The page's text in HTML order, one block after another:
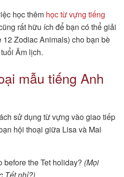
học thêm học từ vựng tiếng
rất hữu ích để bạn có thể giải
Zodiac Animals) cho bạn bè
Âm lịch.
mẫu tiếng Anh
sử dụng từ vựng vào giao tiếp
hội thoại giữa Lisa và Mai
the Tet holiday? (Mọi